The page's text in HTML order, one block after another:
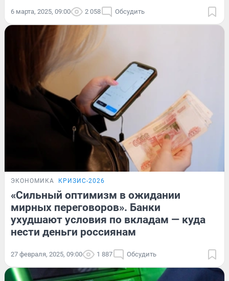
6 марта, 2025, 09:00 2 058 Обсудить
ЭКОНОМИКА КРИЗИС-2026
«Сильный оптимизм в ожидании
мирных переговоров». Банки
ухудшают условия по вкладам — куда
нести деньги россиянам
27 февраля, 2025, 09:00 1 887 Обсудить